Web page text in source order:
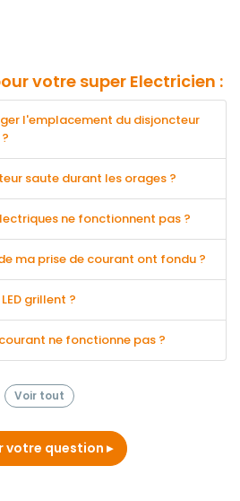
votre super Electricien :
l'emplacement du disjoncteur
saute durant les orages ?
ne fonctionnent pas ?
ma prise de courant ont fondu ?
grillent ?
ne fonctionne pas ?
Voir tout
votre question